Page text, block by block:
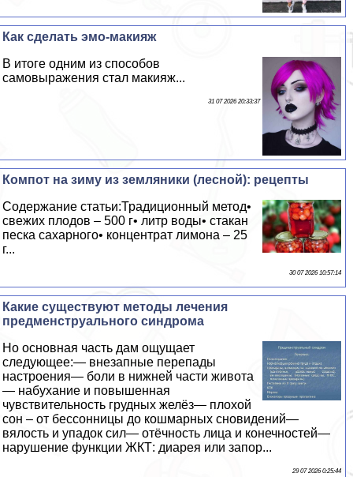
Как сделать эмо-макияж
В итоге одним из способов
самовыражения стал макияж...
31 07 2026 20:33:37
Компот на зиму из земляники (лесной): рецепты
Содержание статьи:Традиционный метод•
свежих плодов – 500 г• литр воды• стакан
песка сахарного• концентрат лимона – 25
г...
30 07 2026 10:57:14
Какие существуют методы лечения
предмeнcтpуального синдрома
Но основная часть дам ощущает
следующее:— внезапные перепады
настроения— боли в нижней части живота
— набухание и повышенная
чувствительность грудных желёз— плохой
сон – от бессонницы до кошмарных сновидений—
вялость и упадок сил— отёчность лица и конечностей—
нарушение функции ЖКТ: диарея или запор...
29 07 2026 0:25:44